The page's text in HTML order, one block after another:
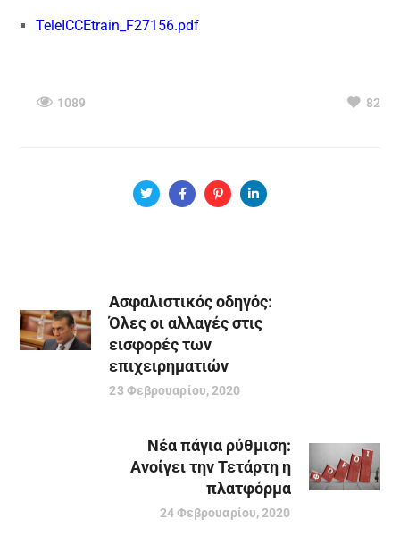
TeleICCEtrain_F27156.pdf
1089 82
Ασφαλιστικός οδηγός:
Όλες οι αλλαγές στις
εισφορές των
επιχειρηματιών
23 Φεβρουαρίου, 2020
Νέα πάγια ρύθμιση:
Ανοίγει την Τετάρτη η
πλατφόρμα
24 Φεβρουαρίου, 2020